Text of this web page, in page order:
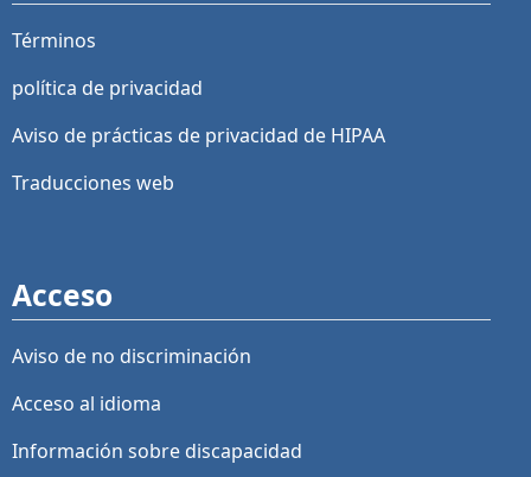
Términos
política de privacidad
Aviso de prácticas de privacidad de HIPAA
Traducciones web
Acceso
Aviso de no discriminación
Acceso al idioma
Información sobre discapacidad